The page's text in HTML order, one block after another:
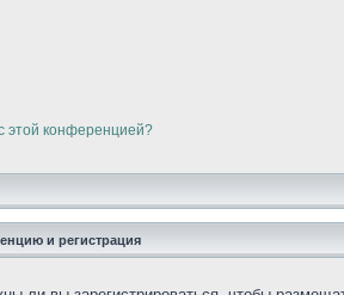
этой конференцией?
и регистрация